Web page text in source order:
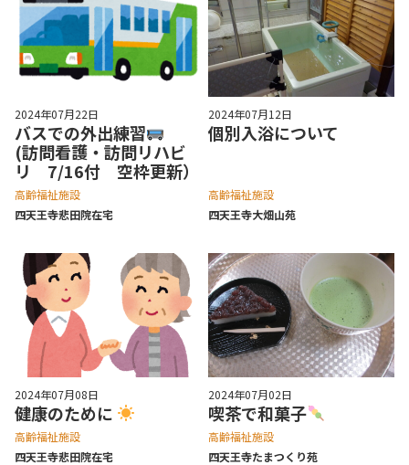
2024年07月22日
バスでの外出練習
(訪問看護・訪問リハビ
リ 7/16付 空枠更新）
高齢福祉施設
四天王寺悲⽥院在宅
2024年07月12日
個別入浴について
高齢福祉施設
四天王寺⼤畑⼭苑
2024年07月08日
健康のために
高齢福祉施設
四天王寺悲⽥院在宅
2024年07月02日
喫茶で和菓子
高齢福祉施設
四天王寺たまつくり苑